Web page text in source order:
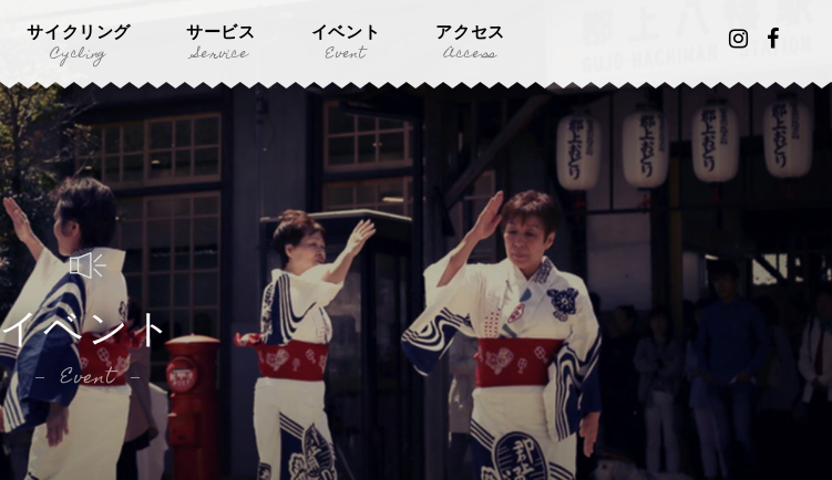
サイクリング
Cycling
サービス
Service
イベント
Event
アクセス
Access
イベント
Event